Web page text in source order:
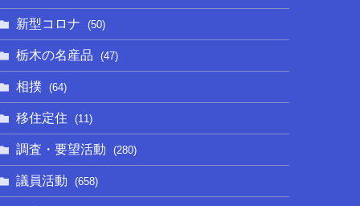
新型コロナ (50)
栃木の名産品 (47)
相撲 (64)
移住定住 (11)
調査・要望活動 (280)
議員活動 (658)